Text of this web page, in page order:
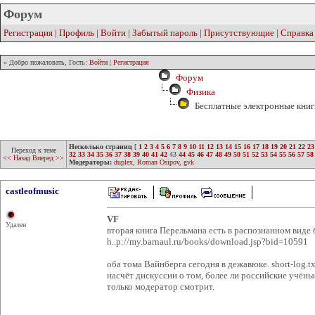
Форум
Регистрация | Профиль | Войти | Забытый пароль | Присутствующие | Справка
» Добро пожаловать, Гость: Войти | Регистрация
Форум
Физика
Бесплатные электронные
Переход к теме
<< Назад Вперед >>
Несколько страниц [ 1 2 3 4 5 6 7 8 9 10 11 12 13 14 15 16 17 18 19 20 21 22 23
32 33 34 35 36 37 38 39 40 41 42 43 44 45 46 47 48 49 50 51 52 53 54 55 56 57 58
Модераторы: duplex Roman Osipov, gvk
castleofmusic
Удален
VF
вторая книга Перельмана есть в распознанном виде
h..p://my.barnaul.ru/books/download.jsp?bid=10591
оба тома Вайнберга сегодня в дежавюке. short-
насчёт дискуссии о том, более ли российские
только модератор смотрит.